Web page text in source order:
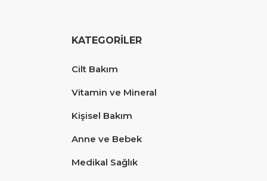
KATEGORİLER
Cilt Bakım
Vitamin ve Mineral
Kişisel Bakım
Anne ve Bebek
Medikal Sağlık